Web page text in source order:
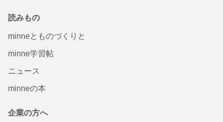
読みもの
minneとものづくりと
minne学習帖
ニュース
minneの本
企業の方へ